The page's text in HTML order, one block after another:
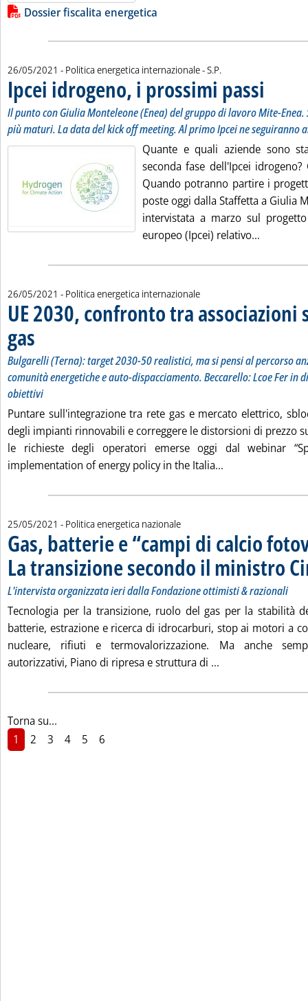
Lista allegati PDF alla notizia
Dossier fiscalita energetica
26/05/2021 - Politica energetica internazionale -di:
S.P.
Ipcei idrogeno, i prossimi passi
Il punto con Giulia Monteleone (Enea) del gruppo di lavoro Mite-
più maturi. La data del kick off meeting. Al primo Ipcei ne seguiranno
Quante e quali aziende sono
seconda fase dell'Ipcei
Quando potranno partire i
poste oggi dalla Staffetta a Giulia
intervistata a marzo sul
europeo (Ipcei) relativo...
26/05/2021 - Politica energetica internazionale
UE 2030, confronto tra associazioni
gas
Bulgarelli (Terna): target 2030-50 realistici, ma si pensi al percorso
comunità energetiche e auto-dispacciamento. Beccarello: Lcoe Fer in
obiettivi
Puntare sull'integrazione tra rete gas e mercato elettrico,
degli impianti rinnovabili e correggere le distorsioni di prezzo
le richieste degli operatori emerse oggi dal webinar
implementation of energy policy in the Italia...
25/05/2021 - Politica energetica nazionale
Gas, batterie e “campi di calcio
La transizione secondo il ministro
L'intervista organizzata ieri dalla Fondazione ottimisti & razionali
Tecnologia per la transizione, ruolo del gas per la stabilità
batterie, estrazione e ricerca di idrocarburi, stop ai motori a
nucleare, rifiuti e termovalorizzazione. Ma anche
autorizzativi, Piano di ripresa e struttura di ...
Torna su...
1
2 3 4 5 6